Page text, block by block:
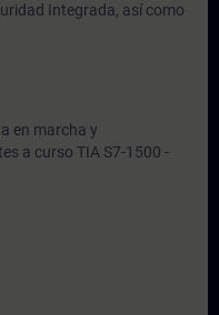
Integrada, así como
en marcha y
a curso TIA S7-1500 -